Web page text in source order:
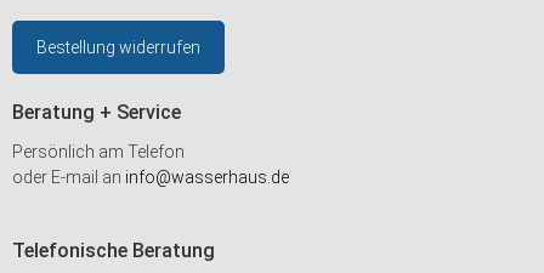
Bestellung widerrufen
Beratung + Service
Persönlich am Telefon
oder E-mail an info@wasserhaus.de
Telefonische Beratung